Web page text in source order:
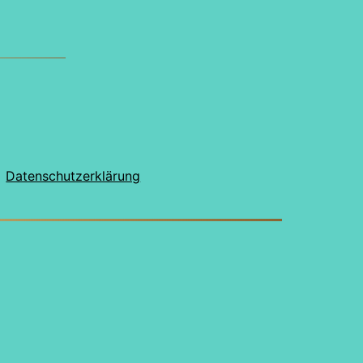
Datenschutzerklärung